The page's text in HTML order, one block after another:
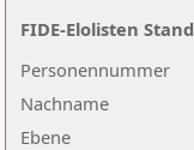
Nachname
Ebene
Personennummer
FIDE-Elolisten Stand